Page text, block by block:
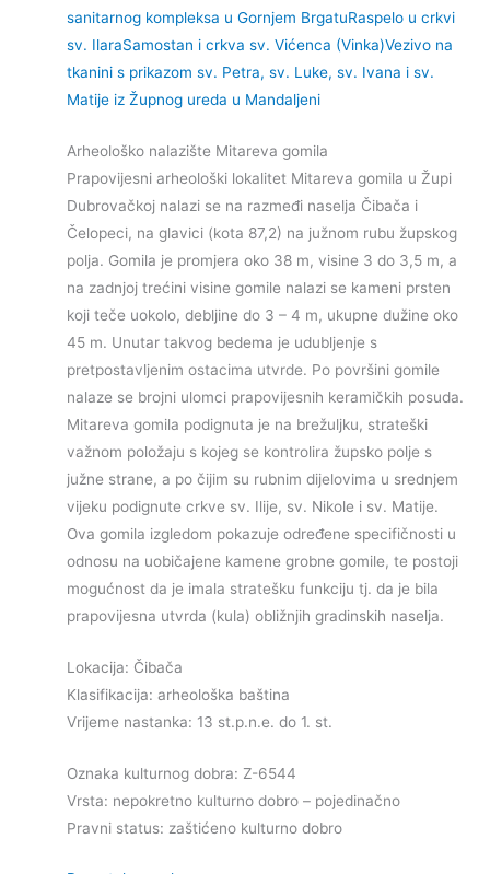
sanitarnog kompleksa u Gornjem BrgatuRaspelo u crkvi
sv. IlaraSamostan i crkva sv. Vićenca (Vinka)Vezivo na
tkanini s prikazom sv. Petra, sv. Luke, sv. Ivana i sv.
Matije iz Župnog ureda u Mandaljeni
Arheološko nalazište Mitareva gomila
Prapovijesni arheološki lokalitet Mitareva gomila u Župi
Dubrovačkoj nalazi se na razmeđi naselja Čibača i
Čelopeci, na glavici (kota 87,2) na južnom rubu župskog
polja. Gomila je promjera oko 38 m, visine 3 do 3,5 m, a
na zadnjoj trećini visine gomile nalazi se kameni prsten
koji teče uokolo, debljine do 3 – 4 m, ukupne dužine oko
45 m. Unutar takvog bedema je udubljenje s
pretpostavljenim ostacima utvrde. Po površini gomile
nalaze se brojni ulomci prapovijesnih keramičkih posuda.
Mitareva gomila podignuta je na brežuljku, strateški
važnom položaju s kojeg se kontrolira župsko polje s
južne strane, a po čijim su rubnim dijelovima u srednjem
vijeku podignute crkve sv. Ilije, sv. Nikole i sv. Matije.
Ova gomila izgledom pokazuje određene specifičnosti u
odnosu na uobičajene kamene grobne gomile, te postoji
mogućnost da je imala stratešku funkciju tj. da je bila
prapovijesna utvrda (kula) obližnjih gradinskih naselja.
Lokacija: Čibača
Klasifikacija: arheološka baština
Vrijeme nastanka: 13 st.p.n.e. do 1. st.
Oznaka kulturnog dobra: Z-6544
Vrsta: nepokretno kulturno dobro – pojedinačno
Pravni status: zaštićeno kulturno dobro